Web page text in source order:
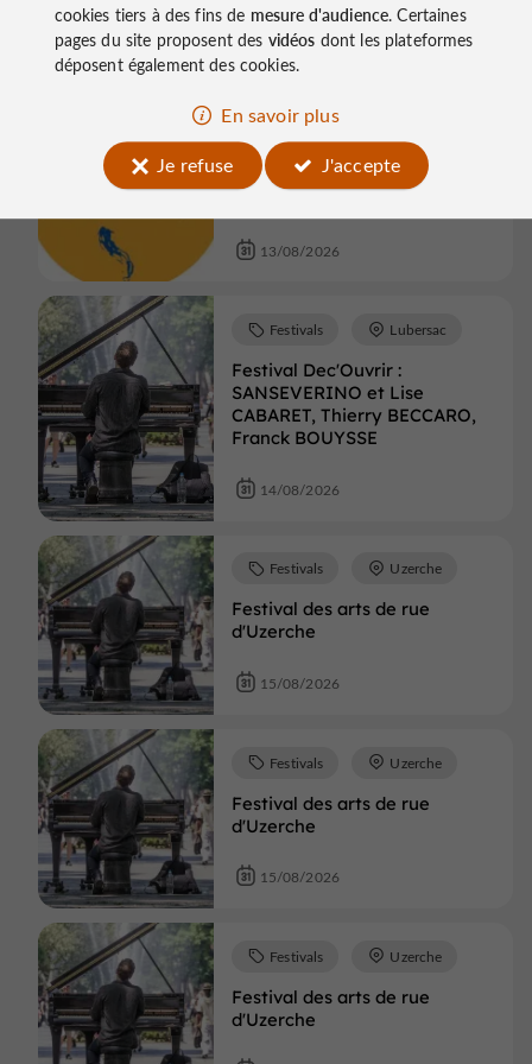
divorce
13/08/2026
Festival de la Luzège : Figaro
13/08/2026
Festival Dec'Ouvrir :
SANSEVERINO et Lise
CABARET, Thierry BECCARO,
Franck BOUYSSE
Festivals Lubersac
14/08/2026
Festival des arts de rue
d'Uzerche
Festivals Uzerche
15/08/2026
Festival des arts de rue
d'Uzerche
Festivals Uzerche
15/08/2026
Festival des arts de rue
d'Uzerche
Festivals Uzerche
cookies tiers à des fins de mesure d'audience. Certaines
pages du site proposent des vidéos dont les plateformes
déposent également des cookies.
En savoir plus
Je refuse
J'accepte